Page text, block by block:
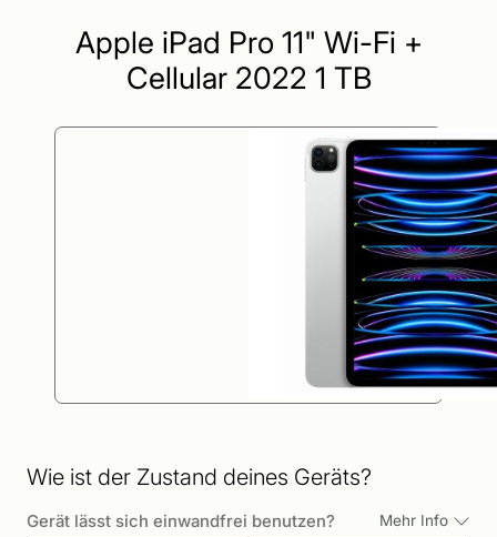
Apple iPad Pro 11" Wi-Fi +
Cellular 2022 1 TB
Wie ist der Zustand deines Geräts?
Gerät lässt sich einwandfrei benutzen? Mehr Info